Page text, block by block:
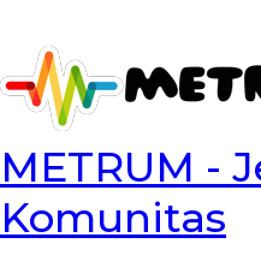
METRUM -
Komunitas